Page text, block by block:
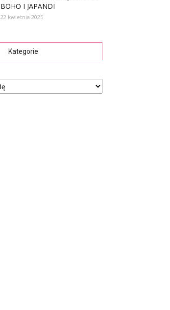
BOHO I JAPANDI
22 kwietnia 2025
Kategorie